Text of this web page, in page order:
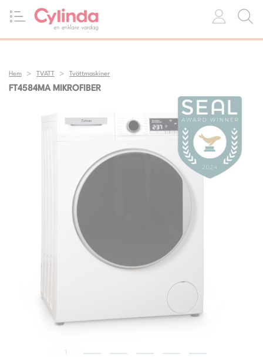
Hem TVATT Tvättmaskiner
FT4584MA MIKROFIBER
1